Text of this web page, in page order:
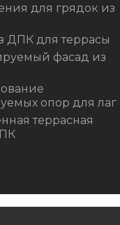
для грядок из
ДПК для террасы
фасад из
опор для лаг
террасная